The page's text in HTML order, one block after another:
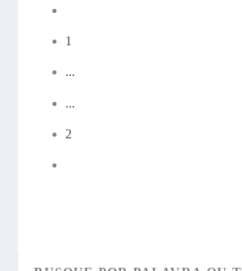
1
...
...
2